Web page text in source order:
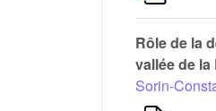
Rôle de la
vallée de
Sorin-